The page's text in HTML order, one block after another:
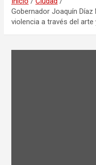
Gobernador Joaquín
violencia a través del arte